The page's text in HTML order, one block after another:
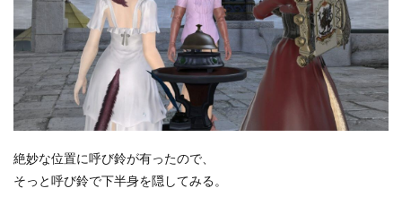
絶妙な位置に呼び鈴が有ったので、
そっと呼び鈴で下半身を隠してみる。